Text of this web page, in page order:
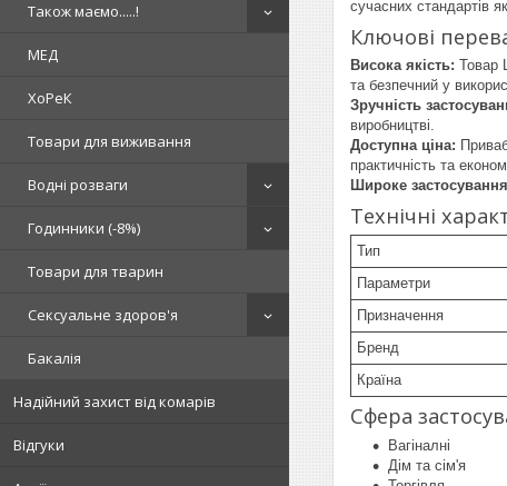
Також маємо.....!
МЕД
ХоРеК
Товари для виживання
Водні розваги
Годинники (-8%)
Товари для тварин
Сексуальне здоров'я
Бакалія
Надійний захист від комарів
Відгуки
сучасних стандартів
Ключові
Висока якість: Товар
та безпечний у
Зручність
виробництві.
Доступна ціна:
практичність та
Широке
Технічні
Тип
Параметри
Призначення
Бренд
Країна
Сфера
Вагіналні
Дім та сім'я